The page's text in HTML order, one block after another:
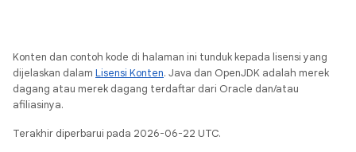
Konten dan contoh kode di halaman ini tunduk kepada lisensi yang
dijelaskan dalam Lisensi Konten. Java dan OpenJDK adalah merek
dagang atau merek dagang terdaftar dari Oracle dan/atau
afiliasinya.
Terakhir diperbarui pada 2026-06-22 UTC.